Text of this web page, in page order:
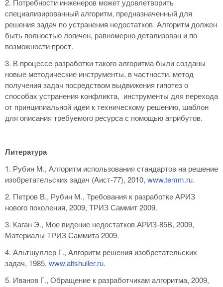
2. Потребности инженеров может удовлетворить
специализированный алгоритм, предназначенный для
решения задач по устранения недостатков. Алгоритм должен
быть полностью логичен, равномерно детализован и по
возможности прост.
3. В процессе разработки такого алгоритма были созданы
новые методические инструменты, в частности, метод
получения задач посредством выдвижения гипотез о
способах устранения конфликта, инструменты для перехода
от принципиальной идеи к техническому решению, шаблон
для описания требуемого ресурса с помощью атрибутов.
Литература
1. Рубин М., Алгоритм использования стандартов на решение
изобретательских задач (Aист-77), 2010, www.temm.ru.
2. Петров В., Рубин М., Требования к разработке АРИЗ
нового поколения, 2009, ТРИЗ Саммит 2009.
3. Каган Э., Мое видение недостатков АРИЗ-85В, 2009,
Материалы ТРИЗ Саммита 2009.
4. Альтшуллер Г., Алгоритм решения изобретательских
задач, 1985, www.altshuller.ru.
5. Иванов Г., Обращение к разработчикам алгоритма, 2009,